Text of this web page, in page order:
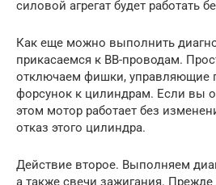
силовой агрегат будет работать
Как еще можно выполнить
прикасаемся к ВВ-проводам.
отключаем фишки, управляющие
форсунок к цилиндрам. Если вы
этом мотор работает без
отказ этого цилиндра.
Действие второе. Выполняем
а также свечи зажигания. Прежде